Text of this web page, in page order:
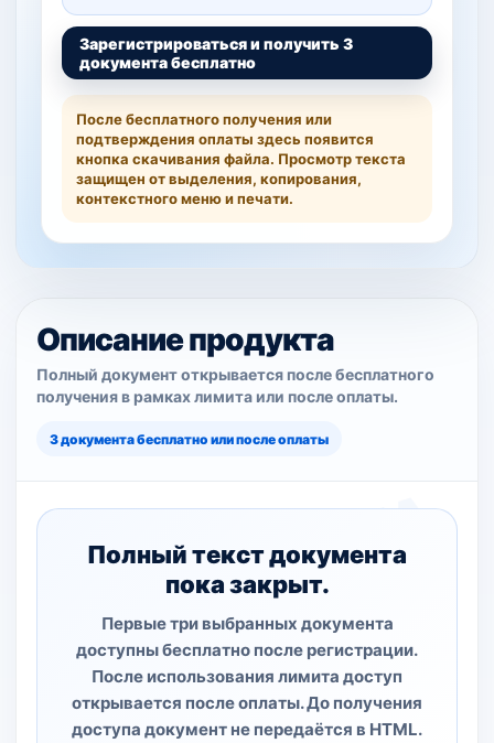
Зарегистрироваться и получить 3
документа бесплатно
После бесплатного получения или
подтверждения оплаты здесь появится
кнопка скачивания файла. Просмотр текста
защищен от выделения, копирования,
контекстного меню и печати.
Описание продукта
Полный документ открывается после бесплатного
получения в рамках лимита или после оплаты.
3 документа бесплатно или после оплаты
Полный текст документа
пока закрыт.
Первые три выбранных документа
доступны бесплатно после регистрации.
После использования лимита доступ
открывается после оплаты. До получения
доступа документ не передаётся в HTML.